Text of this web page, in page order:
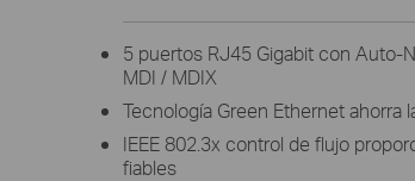
5 puertos RJ45 Gigabit con
MDI / MDIX
Tecnología Green Ethernet ahorra
IEEE 802.3x control de flujo
fiables